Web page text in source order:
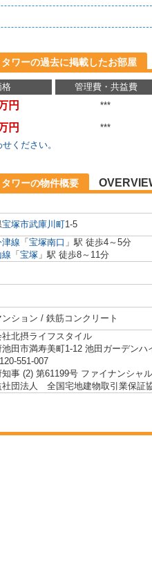
ワーの過去に掲載したお部屋
格 管理費・共益費
円 ***
円 ***
ください。
ワーの物件概要
宝塚市武庫川町1-5
津線 「 宝塚南口 」駅 徒歩4～5分
「 宝塚 」駅 徒歩8～11分
ション / 鉄筋コンクリート
社北摂ライフスタイル
池田市満寿美町1-12 池田ガーデンハ
551-007
知事 (2) 第61199号 ファイナンシャ
社団法人 全国宅地建物取引業保証